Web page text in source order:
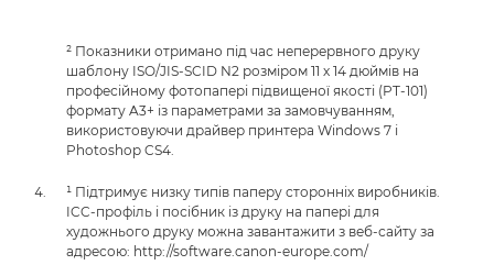
² Показники отримано під час неперервного друку
шаблону ISO/JIS-SCID N2 розміром 11 х 14 дюймів на
професійному фотопапері підвищеної якості (PT-101)
формату A3+ із параметрами за замовчуванням,
використовуючи драйвер принтера Windows 7 і
Photoshop CS4.
¹ Підтримує низку типів паперу сторонніх виробників.
ICC-профіль і посібник із друку на папері для
художнього друку можна завантажити з веб-сайту за
адресою: http://software.canon-europe.com/